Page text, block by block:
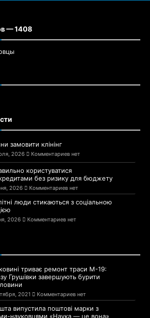
— 1408
замовити клінінг
2026 Комментариев нет
користуватися
без ризику для бюджету
2026 Комментариев нет
люди стикаються з соціальною
2026 Комментариев нет
триває ремонт траси М-19:
Грушівки завершують бурити
2021 Комментариев нет
випустила поштові марки з
науковцями «Наука — це вона»